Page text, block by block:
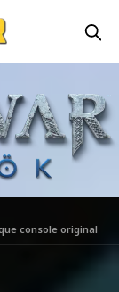
console original